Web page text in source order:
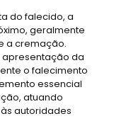
do falecido, a
geralmente
a cremação.
apresentação da
o falecimento
essencial
atuando
autoridades